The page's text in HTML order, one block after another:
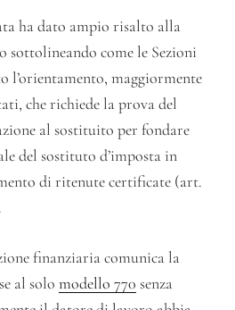
ha dato ampio risalto alla
sottolineando come le Sezioni
l’orientamento, maggiormente
che richiede la prova del
al sostituito per fondare
del sostituto d’imposta in
di ritenute certificate (art.
finanziaria comunica la
al solo modello 770 senza